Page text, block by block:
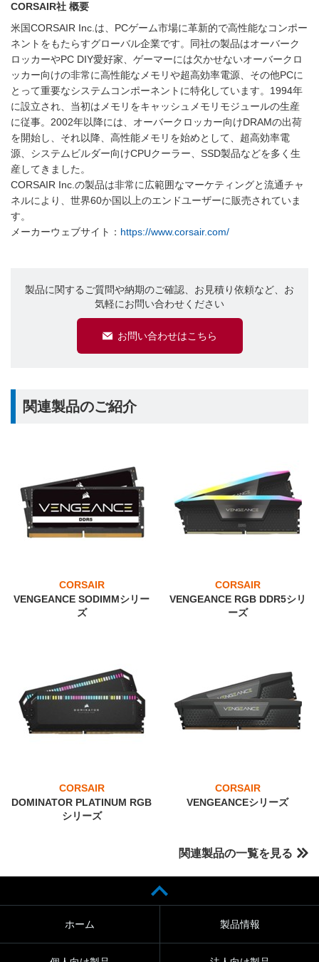
CORSAIR社 概要
米国CORSAIR Inc.は、PCゲーム市場に革新的で高性能なコンポー
ネントをもたらすグローバル企業です。同社の製品はオーバーク
ロッカーやPC DIY愛好家、ゲーマーには欠かせないオーバークロ
ッカー向けの非常に高性能なメモリや超高効率電源、その他PCに
とって重要なシステムコンポーネントに特化しています。1994年
に設立され、当初はメモリをキャッシュメモリモジュールの生産
に従事。2002年以降には、オーバークロッカー向けDRAMの出荷
を開始し、それ以降、高性能メモリを始めとして、超高効率電
源、システムビルダー向けCPUクーラー、SSD製品などを多く生
産してきました。
CORSAIR Inc.の製品は非常に広範囲なマーケティングと流通チャ
ネルにより、世界60か国以上のエンドユーザーに販売されていま
す。
メーカーウェブサイト： https://www.corsair.com/
製品に関するご質問や納期のご確認、お見積り依頼など、お
気軽にお問い合わせください
お問い合わせはこちら
関連製品のご紹介
CORSAIR
VENGEANCE SODIMMシリー
ズ
CORSAIR
VENGEANCE RGB DDR5シリ
ーズ
CORSAIR
DOMINATOR PLATINUM RGB
シリーズ
CORSAIR
VENGEANCEシリーズ
関連製品の一覧を見る
ホーム 製品情報